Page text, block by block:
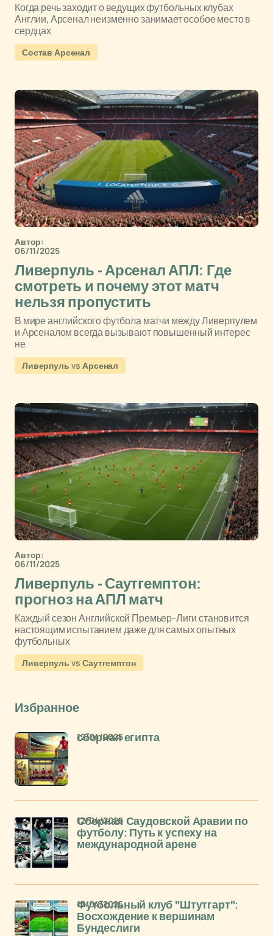
Когда речь заходит о ведущих футбольных клубах
Англии, Арсенал неизменно занимает особое место в
сердцах
Состав Арсенал
Автор:
06/11/2025
Ливерпуль - Арсенал АПЛ: Где
смотреть и почему этот матч
нельзя пропустить
В мире английского футбола матчи между Ливерпулем
и Арсеналом всегда вызывают повышенный интерес
не
Ливерпуль vs Арсенал
Автор:
06/11/2025
Ливерпуль - Саутгемптон:
прогноз на АПЛ матч
Каждый сезон Английской Премьер-Лиги становится
настоящим испытанием даже для самых опытных
футбольных
Ливерпуль vs Саутгемптон
Избранное
сборная египта
12/04/2025
Сборная Саудовской Аравии по
футболу: Путь к успеху на
международной арене
12/04/2025
Футбольный клуб "Штутгарт":
Восхождение к вершинам
Бундеслиги
12/04/2025